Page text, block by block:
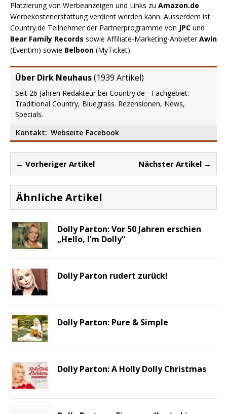
Platzierung von Werbeanzeigen und Links zu Amazon.de
Werbekostenerstattung verdient werden kann. Ausserdem ist
Country.de Teilnehmer der Partnerprogramme von JPC und
Bear Family Records sowie Affiliate-Marketing-AnbieterAwin
(Eventim) sowie Belboon (MyTicket).
Über Dirk Neuhaus(1939 Artikel)
Seit 26 Jahren Redakteur bei Country.de - Fachgebiet:
Traditional Country, Bluegrass. Rezensionen, News,
Specials.
Kontakt: Webseite Facebook
← Vorheriger Artikel Nächster Artikel →
Ähnliche Artikel
Dolly Parton: Vor 50 Jahren erschien
„Hello, I’m Dolly“
Dolly Parton rudert zurück!
Dolly Parton: Pure & Simple
Dolly Parton: A Holly Dolly Christmas